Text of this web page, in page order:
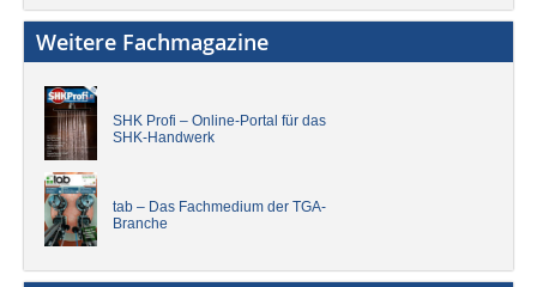
Weitere Fachmagazine
SHK Profi – Online-Portal für das
SHK-Handwerk
tab – Das Fachmedium der TGA-
Branche